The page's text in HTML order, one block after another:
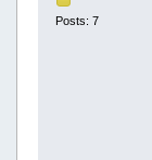
Posts: 7